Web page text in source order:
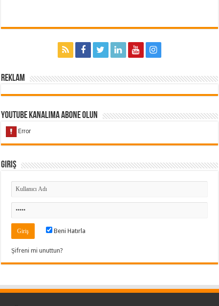
Reklam
Youtube Kanalıma Abone Olun
Giriş
Beni Hatırla
Şifreni mi unuttun?